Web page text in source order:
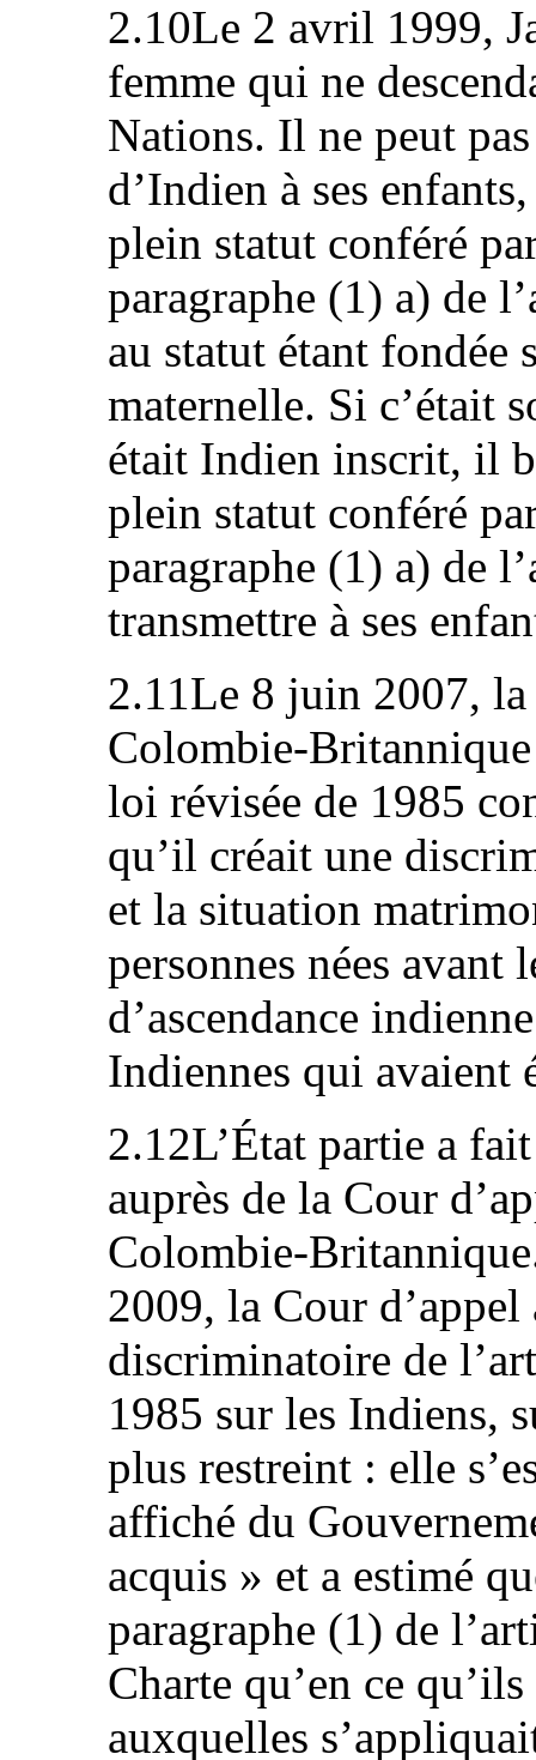
2.10Le 2 avril 1999,
femme qui ne
Nations. Il ne peut
d’Indien à ses
plein statut conféré
paragraphe (1) a) de
au statut étant fondée
maternelle. Si c’était
était Indien inscrit, il
plein statut conféré
paragraphe (1) a) de
transmettre à ses
2.11Le 8 juin 2007,
Colombie-
loi révisée de 1985
qu’il créait une
et la situation
personnes nées
d’ascendance
Indiennes qui avaient
2.12L’État partie a
auprès de la Cour
2009, la Cour
discriminatoire de
1985 sur les Indiens,
plus restreint : elle
affiché du
acquis » et a estimé
paragraphe (1) de
Charte qu’en ce
auxquelles